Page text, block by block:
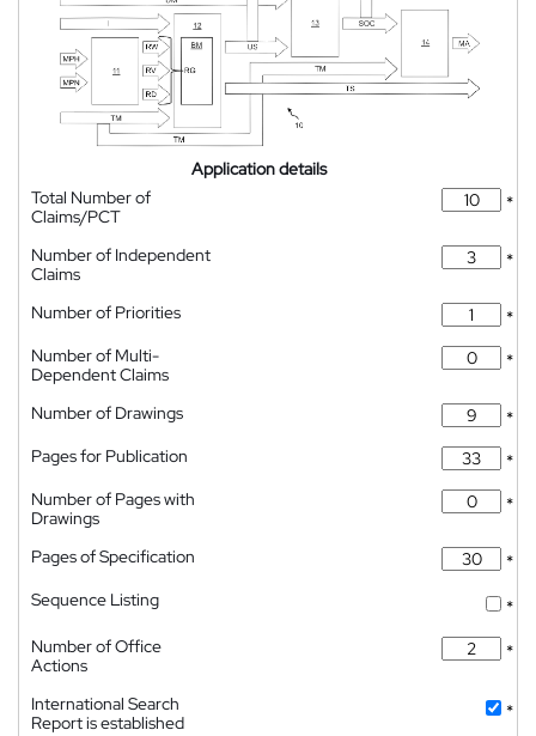
Application details
Total Number of
Claims/PCT
*
Number of Independent
Claims
*
Number of Priorities
*
Number of Multi-
Dependent Claims
*
Number of Drawings
*
Pages for Publication
*
Number of Pages with
Drawings
*
Pages of Specification
*
Sequence Listing
*
Number of Office
Actions
*
International Search
Report is established
*